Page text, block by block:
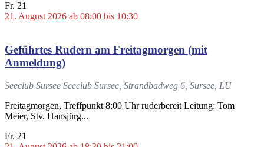
Fr. 21
21. August 2026 ab 08:00 bis 10:30
Geführtes Rudern am Freitagmorgen (mit
Anmeldung)
Seeclub Sursee Seeclub Sursee, Strandbadweg 6, Sursee, LU
Freitagmorgen, Treffpunkt 8:00 Uhr ruderbereit Leitung: Tom
Meier, Stv. Hansjürg...
Fr. 21